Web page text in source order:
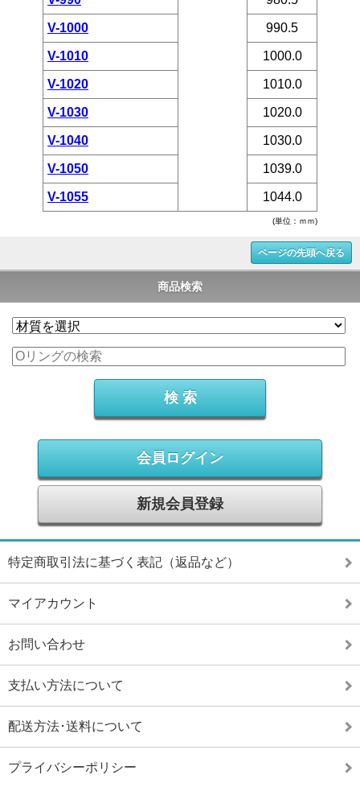
(単位：ｍｍ)
V-1000 990.5
V-1010 1000.0
V-1020 1010.0
V-1030 1020.0
V-1040 1030.0
V-1050 1039.0
V-1055 1044.0
ページの先頭へ戻る
商品検索
会員ログイン
新規会員登録
特定商取引法に基づく表記（返品など）
マイアカウント
お問い合わせ
支払い方法について
配送方法･送料について
プライバシーポリシー